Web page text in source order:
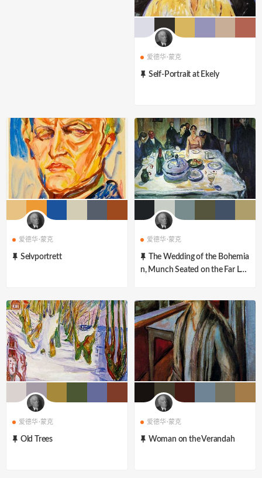
爱德华·蒙克
Self-Portrait at Ekely
爱德华·蒙克
Selvportrett
爱德华·蒙克
The Wedding of the Bohemia
n, Munch Seated on the Far Lef
爱德华·蒙克
Old Trees
爱德华·蒙克
Woman on the Verandah